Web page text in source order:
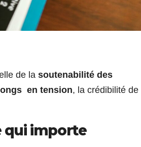
de la soutenabilité des
en tension, la crédibilité de
qui importe